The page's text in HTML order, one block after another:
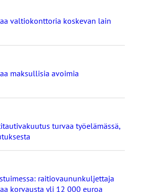
valtiokonttoria koskevan lain
maksullisia avoimia
turvaa työelämässä,
raitiovaununkuljettaja
korvausta yli 12 000 euroa